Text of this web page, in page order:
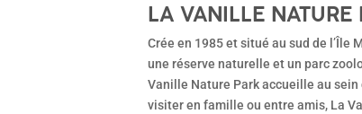
LA VANILLE
Crée en 1985 et situé au sud de
une réserve naturelle et un parc
Vanille Nature Park accueille au
visiter en famille ou entre amis, La